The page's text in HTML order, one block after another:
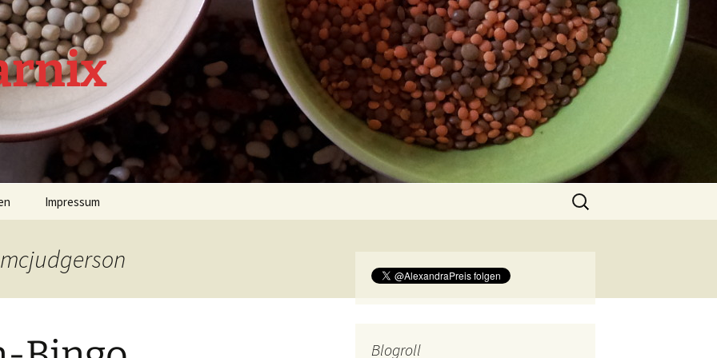
Impressum
Suchen
nach:
Blogroll